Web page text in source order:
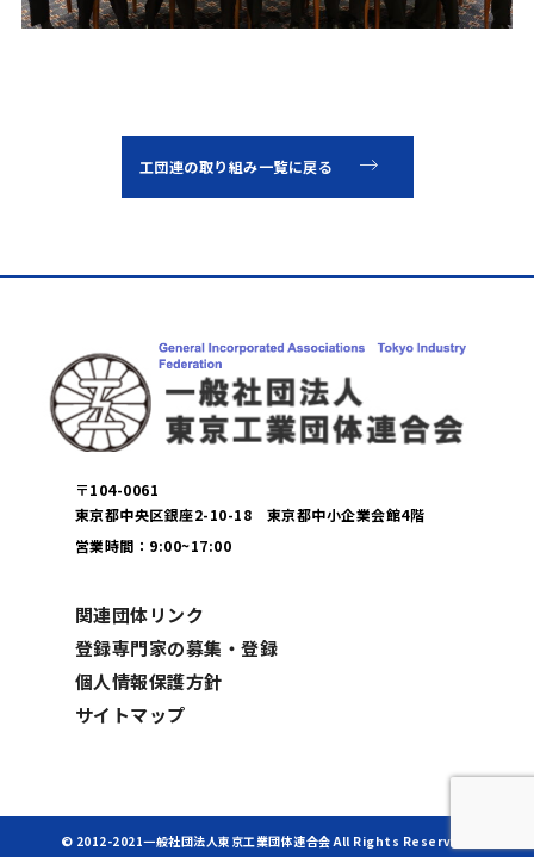
工団連の取り組み一覧に戻る
〒104-0061
東京都中央区銀座2-10-18 東京都中小企業会館4階
営業時間：9:00~17:00
関連団体リンク
登録専門家の募集・登録
個人情報保護方針
サイトマップ
© 2012-2021一般社団法人東京工業団体連合会 All Rights Reserved.